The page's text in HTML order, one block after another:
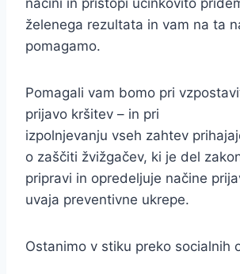
načini in pristopi učinkovito
želenega rezultata in vam na ta
pomagamo.
Pomagali vam bomo pri
prijavo kršitev – in pri
izpolnjevanju vseh zahtev
o zaščiti žvižgačev, ki je del
pripravi in opredeljuje načine
uvaja preventivne ukrepe.
Ostanimo v stiku preko socialnih